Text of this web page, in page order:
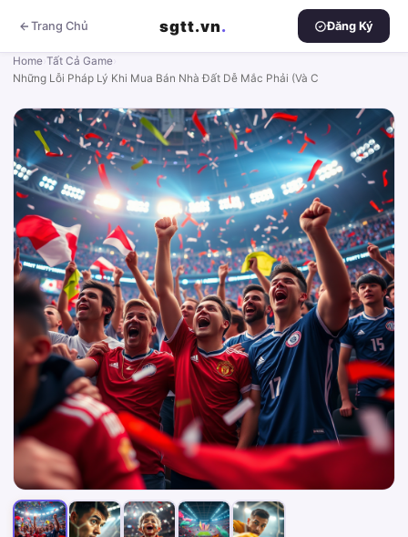
Trang Chủ sgtt.vn. Đăng Ký
Home Tất Cả Game
Những Lỗi Pháp Lý Khi Mua Bán Nhà Đất Dễ Mắc Phải (Và C